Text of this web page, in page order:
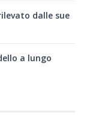
dalle sue
a lungo